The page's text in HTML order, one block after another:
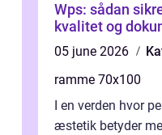
Wps: sådan
kvalitet og
05 june 2026
ramme 70x100
I en verden hvor
æstetik betyder